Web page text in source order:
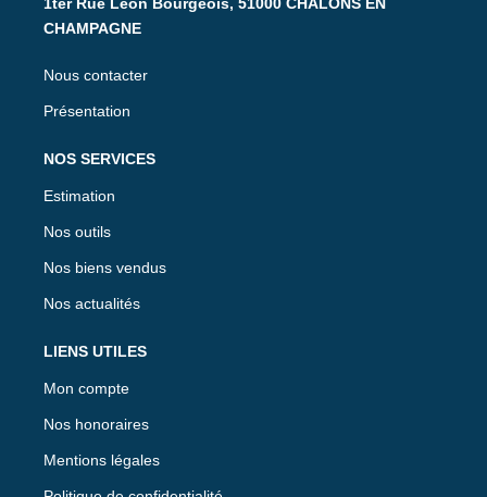
CHAMPAGNE
Nous contacter
Présentation
NOS SERVICES
Estimation
Nos outils
Nos biens vendus
Nos actualités
LIENS UTILES
Mon compte
Nos honoraires
Mentions légales